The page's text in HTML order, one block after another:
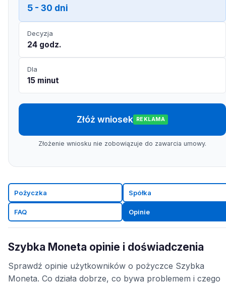
5 - 30 dni
Decyzja
24 godz.
Dla
15 minut
Złóż wniosek REKLAMA
Złożenie wniosku nie zobowiązuje do zawarcia umowy.
Pożyczka Spółka
FAQ Opinie
Szybka Moneta opinie i doświadczenia
Sprawdź opinie użytkowników o pożyczce Szybka
Moneta. Co działa dobrze, co bywa problemem i czego